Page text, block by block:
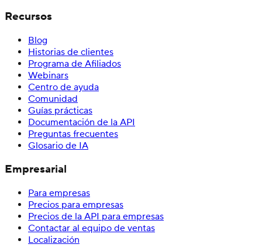
Recursos
Blog
Historias de clientes
Programa de Afiliados
Webinars
Centro de ayuda
Comunidad
Guías prácticas
Documentación de la API
Preguntas frecuentes
Glosario de IA
Empresarial
Para empresas
Precios para empresas
Precios de la API para empresas
Contactar al equipo de ventas
Localización